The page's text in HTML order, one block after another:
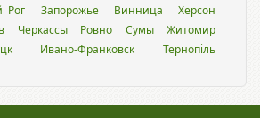
Рог Запорожье Винница
Херсон
Черкассы Ровно Сумы
Житомир
Ивано-Франковск
Тернопіль